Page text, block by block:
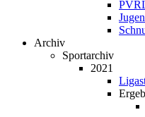
Archiv
Sportarchiv
2021